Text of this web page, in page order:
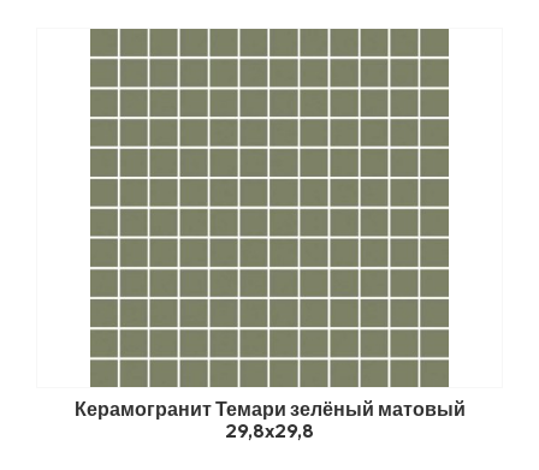
Керамогранит Темари зелёный матовый
29,8x29,8